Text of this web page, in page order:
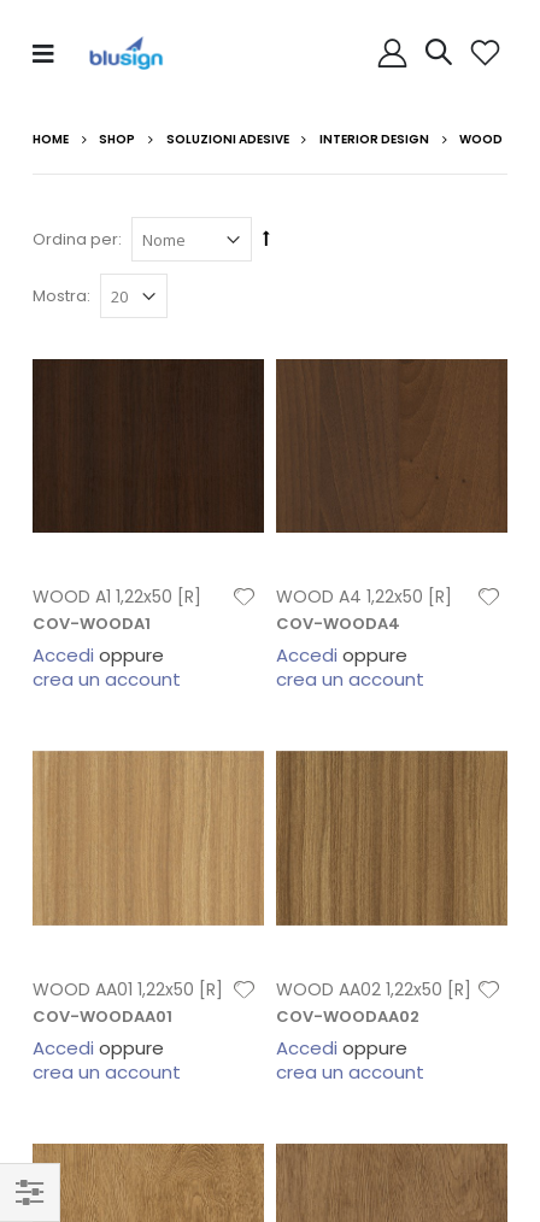
HOME SHOP SOLUZIONI ADESIVE INTERIOR DESIGN WOOD
Ordina per:
Mostra:
WOOD A1 1,22x50 [R]
COV-WOODA1
Accedi oppure
crea un account
WOOD A4 1,22x50 [R]
COV-WOODA4
Accedi oppure
crea un account
WOOD AA01 1,22x50 [R]
COV-WOODAA01
Accedi oppure
crea un account
WOOD AA02 1,22x50 [R]
COV-WOODAA02
Accedi oppure
crea un account